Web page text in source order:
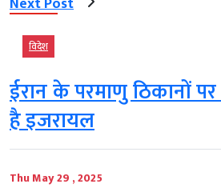
विदेश
ईरान के परमाणु ठिकानों
है इजरायल
Thu May 29 , 2025